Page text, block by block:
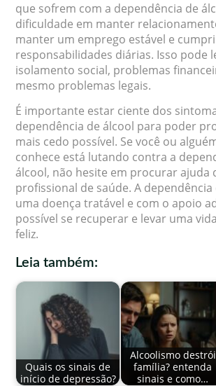
que sofrem com a dependência de
dificuldade em manter
manter um emprego estável e
responsabilidades diárias. Isso pode
isolamento social, problemas
mesmo problemas legais.
É importante estar ciente dos
dependência de álcool para poder
mais cedo possível. Se você ou
conhece está lutando contra a
álcool, não hesite em procurar ajuda
profissional de saúde. A dependência
uma doença tratável e com o apoio
possível se recuperar e levar uma
feliz.
Leia também:
Quais os sinais de
início de depressão?
Alcoolismo destrói
família? entenda
sinais e como…